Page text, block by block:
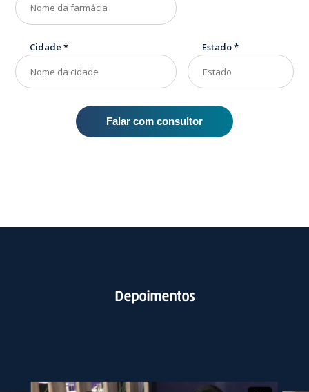
Cidade* Estado*
Falar com consultor
Depoimentos